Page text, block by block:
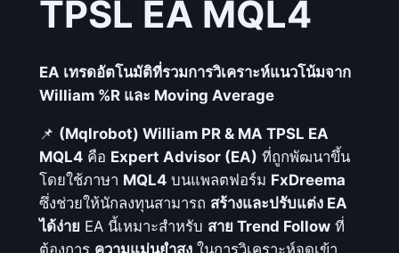
i
i
a
m
P
R
&
M
A
TPSL EA MQL4
EA เทรดอัตโนมัติที่รวมการวิเคราะห์แนวโน้มจาก
William %R และ Moving Average
📌 (Mqlrobot) William PR & MA TPSL EA
MQL4คือ Expert Advisor (EA) ที่ถูกพัฒนาขึ้น
โดยใช้ภาษา MQL4บนแพลตฟอร์ม FxDreema
ซึ่งช่วยให้นักลงทุนสามารถ สร้างและปรับแต่ง EA
ได้ง่าย EA นี้เหมาะสำหรับ สาย Trend Followที่
ต้องการ ความแม่นยำสูงในการวิเคราะห์จุดเข้า